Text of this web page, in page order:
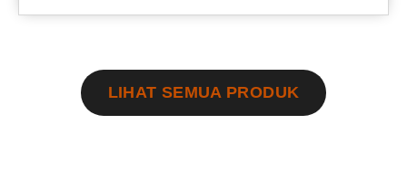
LIHAT SEMUA PRODUK